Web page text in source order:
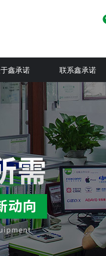
鑫承诺 联系鑫承诺